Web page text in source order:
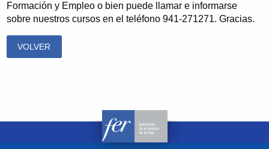
Formación y Empleo o bien puede llamar e informarse
sobre nuestros cursos en el teléfono 941-271271. Gracias.
VOLVER